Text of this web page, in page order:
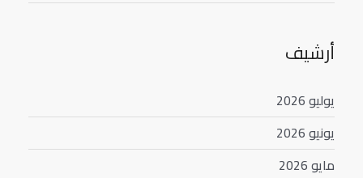
أرشيف
يوليو 2026
يونيو 2026
مايو 2026